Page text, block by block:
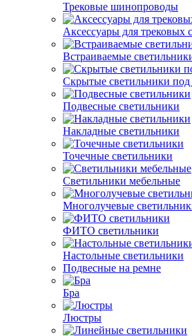
Трековые шинопроводы
Аксессуары для трековых
Встраиваемые
Скрытые светильники
Подвесные светильники
Накладные светильники
Точечные светильники
Светильники мебельные
Многолучевые
ФИТО светильники
Настольные светильники
Подвесные на ремне
Бра
Люстры